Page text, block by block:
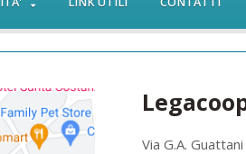
Via G.A.